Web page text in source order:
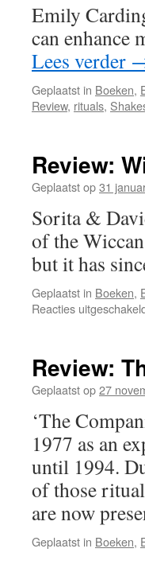
Emily
can enhance
Lees verder
Geplaatst in Boeken,
Review, rituals,
Review:
Geplaatst op31
Sorita &
of the
but it has
Geplaatst in Boeken,
Reacties
Review:
Geplaatst op27
‘The
1977 as an
until 1994.
of those
are now
Geplaatst in Boeken,